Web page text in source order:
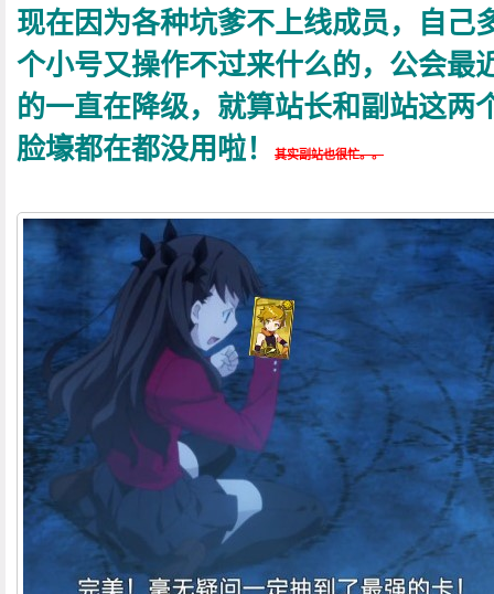
现在因为各种坑爹不上线成员，自己
个小号又操作不过来什么的，公会最
的一直在降级，就算站长和副站这两
脸壕都在都没用啦！
其实副站也很忙。。